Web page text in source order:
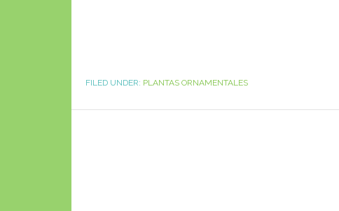
FILED UNDER: PLANTAS ORNAMENTALES